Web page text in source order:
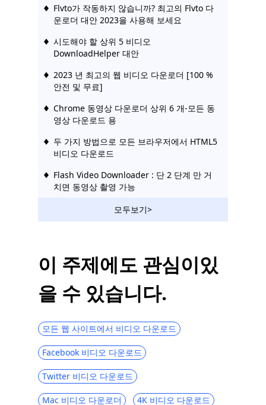
Flvto가 작동하지 않습니까? 최고의 Flvto 다
운로더 대안 2023을 사용해 보세요
시도해야 할 상위 5 비디오
DownloadHelper 대안
2023 년 최고의 웹 비디오 다운로더 [100 %
안전 및 무료]
Chrome 동영상 다운로더 상위 6 개-모든 동
영상 다운로드 용
두 가지 방법으로 모든 브라우저에서 HTML5
비디오 다운로드
Flash Video Downloader : 단 2 단계 만 거
치면 동영상 촬영 가능
2023 년에 사용해야 할 무료 온라인 비디오
다운로더
온라인 무료 비디오 다운로더 : 모든 비디오
를 온라인으로 다운로드
구
오 다운로더
6 최고의 비디오 검색 및 다운로더 [앱 및 온
라인]
모두보기>
이 주제에도 관심이있
을 수 있습니다.
모든 웹 사이트에서 비디오 다운로드
Facebook 비디오 다운로드
Twitter 비디오 다운로드
Mac 비디오 다운로더 4K 비디오 다운로드